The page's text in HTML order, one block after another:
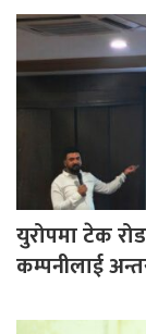
युरोपमा टेक
कम्पनीलाई